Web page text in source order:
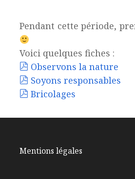
Pendant cette période,
Voici quelques fiches :
Observons la nature
Soyons responsables
Bricolages
Mentions légales